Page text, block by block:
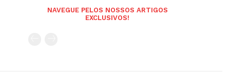
NAVEGUE PELOS NOSSOS ARTIGOS
EXCLUSIVOS!